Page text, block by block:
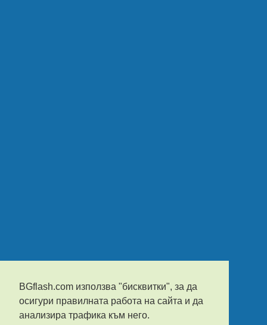
BGflash.com използва "бисквитки", за да
осигури правилната работа на сайта и да
анализира трафика към него.